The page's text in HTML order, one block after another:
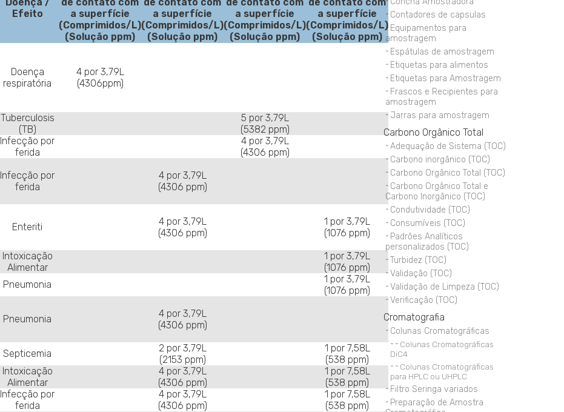
Doença /
Efeito
de contato com
a superfície
(Comprimidos/L)
(Solução ppm)
de contato com
a superfície
(Comprimidos/L)
(Solução ppm)
de contato com
a superfície
(Comprimidos/L)
(Solução ppm)
de contato com
a superfície
(Comprimidos/L)
(Solução ppm)
Doença
respiratória
4 por 3,79L
(4306ppm)
Tuberculosis
(TB)
5 por 3,79L
(5382 ppm)
Infecção por
ferida
4 por 3,79L
(4306 ppm)
Infecção por
ferida
4 por 3,79L
(4306 ppm)
Enteriti
4 por 3,79L
(4306 ppm)
1 por 3,79L
(1076 ppm)
Intoxicação
Alimentar
1 por 3,79L
(1076 ppm)
Pneumonia
1 por 3,79L
(1076 ppm)
Pneumonia
4 por 3,79L
(4306 ppm)
Septicemia
2 por 3,79L
(2153 ppm)
1 por 7,58L
(538 ppm)
Intoxicação
Alimentar
4 por 3,79L
(4306 ppm)
1 por 7,58L
(538 ppm)
Infecção por
ferida
4 por 3,79L
(4306 ppm)
1 por 7,58L
(538 ppm)
Contadores de capsulas
Equipamentos para
amostragem
Espátulas de amostragem
Etiquetas para alimentos
Etiquetas para Amostragem
Frascos e Recipientes para
amostragem
Jarras para amostragem
Carbono Orgânico Total
Adequação de Sistema (TOC)
Carbono inorgânico (TOC)
Carbono Orgânico Total (TOC)
Carbono Orgânico Total e
Carbono Inorgânico (TOC)
Condutividade (TOC)
Consumíveis (TOC)
Padrões Analíticos
personalizados (TOC)
Turbidez (TOC)
Validação (TOC)
Validação de Limpeza (TOC)
Verificação (TOC)
Cromatografia
Colunas Cromatográficas
Colunas Cromatográficas
DiC4
Colunas Cromatográficas
para HPLC ou UHPLC
Filtro Seringa variados
Preparação de Amostra